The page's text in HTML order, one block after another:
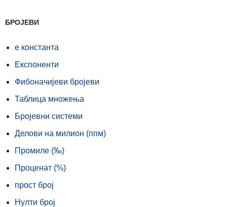
БРОЈЕВИ
е константа
Експоненти
Фибоначијеви бројеви
Таблица множења
Бројевни системи
Делови на милион (ппм)
Промиле (‰)
Проценат (%)
прост број
Нулти број